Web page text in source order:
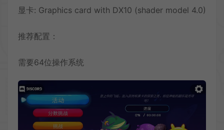
显卡: Graphics card with DX10 (shader model 4.0)
推荐配置：
需要64位操作系统